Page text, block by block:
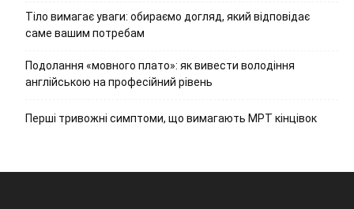
Тіло вимагає уваги: обираємо догляд, який відповідає
саме вашим потребам
Подолання «мовного плато»: як вивести володіння
англійською на професійний рівень
Перші тривожні симптоми, що вимагають МРТ кінцівок